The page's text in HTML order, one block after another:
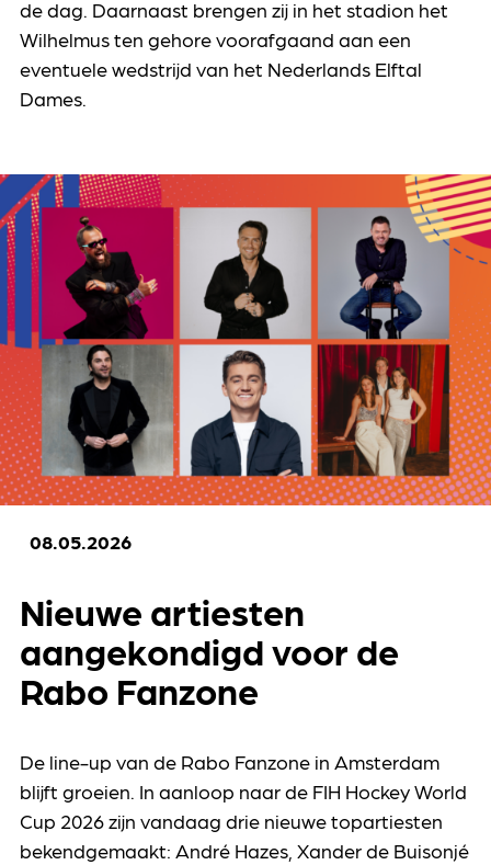
de dag. Daarnaast brengen zij in het stadion het
Wilhelmus ten gehore voorafgaand aan een
eventuele wedstrijd van het Nederlands Elftal
Dames.
08.05.2026
Nieuwe artiesten
aangekondigd voor de
Rabo Fanzone
De line-up van de Rabo Fanzone in Amsterdam
blijft groeien. In aanloop naar de FIH Hockey World
Cup 2026 zijn vandaag drie nieuwe topartiesten
bekendgemaakt: André Hazes, Xander de Buisonjé